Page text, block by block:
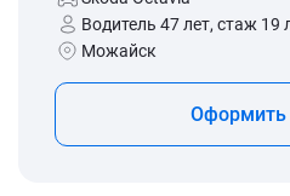
Водитель 47 лет, стаж 19
Можайск